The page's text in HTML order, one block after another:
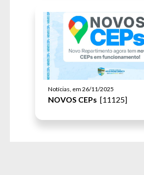
Notícias, em 26/11/2025
NOVOS CEPs [11125]